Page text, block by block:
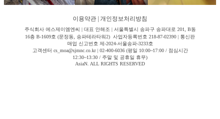
이용약관 개인정보처리방침
주식회사 에스제이엠엔씨 | 대표 안해조 | 서울특별시 송파구 송파대로 201, B동
16층 B-1609호 (문정동, 송파테라타워2) 사업자등록번호 218-87-02390 | 통신판
매업 신고번호 제-2024-서울송파-3233호
고객센터 cs_moa@sjmnc.co.kr | 02-400-6036 (평일 10:00~17:00 / 점심시간
12:30~13:30 / 주말 및 공휴일 휴무)
AsiaN. ALL RIGHTS RESERVED